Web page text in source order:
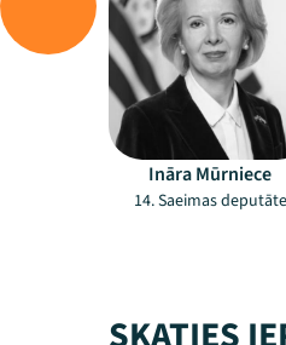
Ināra Mūrniece
14. Saeimas deputāte